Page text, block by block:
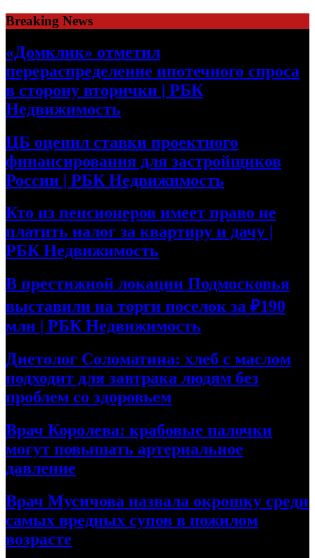
Skip
to
content
Breaking News
«Домклик» отметил
перераспределение ипотечного спроса
в сторону вторички | РБК
Недвижимость
ЦБ оценил ставки проектного
финансирования для застройщиков
России | РБК Недвижимость
Кто из пенсионеров имеет право не
платить налог за квартиру и дачу |
РБК Недвижимость
В престижной локации Подмосковья
выставили на торги поселок за ₽190
млн | РБК Недвижимость
Диетолог Соломатина: хлеб с маслом
подходит для завтрака людям без
проблем со здоровьем
Врач Королева: крабовые палочки
могут повышать артериальное
давление
Врач Мусичова назвала окрошку среди
самых вредных супов в пожилом
возрасте